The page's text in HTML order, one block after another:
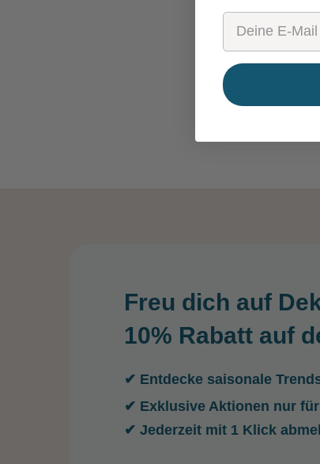
Freu dich auf
10% Rabatt auf
✔ Entdecke saisonale
✔ Exklusive Aktionen nur
✔ Jederzeit mit 1 Klick
Email